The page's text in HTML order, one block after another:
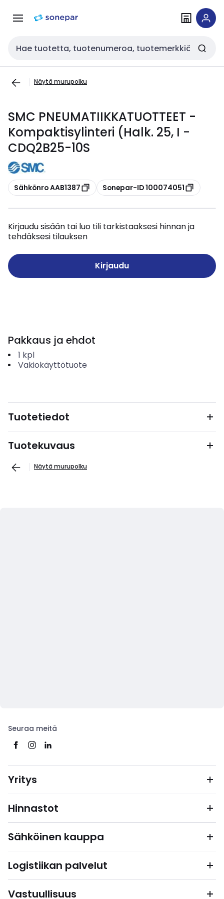
navigointiinsisältöön
Haku
Näytä murupolku
SMC PNEUMATIIKKATUOTTEET -
Kompaktisylinteri (Halk. 25, I -
CDQ2B25-10S
Kopioi
Sähkönro AAB1387 Kopioi
Sonepar-ID 100074051
Kirjaudu sisään tai luo tili tarkistaaksesi hinnan ja
tehdäksesi tilauksen
Kirjaudu
Pakkaus ja ehdot
1 kpl
Vakiokäyttötuote
Tuotetiedot
Tuotekuvaus
Näytä murupolku
Seuraa meitä
Yritys
Hinnastot
Sähköinen kauppa
Logistiikan palvelut
Vastuullisuus